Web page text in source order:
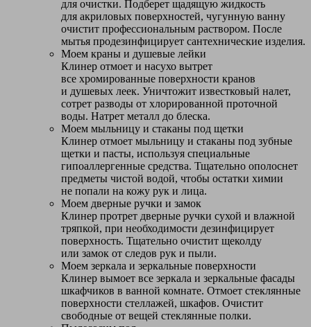
для очистки. Подберет щадящую жидкость
для акриловых поверхностей, чугунную ванну
очистит профессиональным раствором. После
мытья продезинфицирует сантехнические изделия.
Моем краны и душевые лейки
Клинер отмоет и насухо вытрет
все хромированные поверхности кранов
и душевых леек. Уничтожит известковый налет,
сотрет разводы от хлорированной проточной
воды. Натрет металл до блеска.
Моем мыльницу и стаканы под щетки
Клинер отмоет мыльницу и стаканы под зубные
щетки и пасты, используя специальные
гипоаллергенные средства. Тщательно ополоснет
предметы чистой водой, чтобы остатки химии
не попали на кожу рук и лица.
Моем дверные ручки и замок
Клинер протрет дверные ручки сухой и влажной
тряпкой, при необходимости дезинфицирует
поверхность. Тщательно очистит щеколду
или замок от следов рук и пыли.
Моем зеркала и зеркальные поверхности
Клинер вымоет все зеркала и зеркальные фасады
шкафчиков в ванной комнате. Отмоет стеклянные
поверхности стеллажей, шкафов. Очистит
свободные от вещей стеклянные полки.